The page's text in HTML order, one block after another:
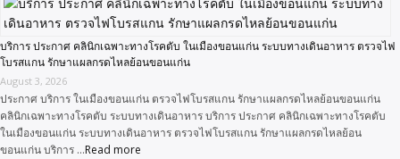
บริการ ประกาศ คลินิกเฉพาะทางโรคตับ ในเมืองขอนแก่น ระบบทางเดินอาหาร ตรวจไฟ
โบรสแกน รักษาแผลกรดไหลย้อนขอนแก่น
August 3, 2026
ประกาศ บริการ ในเมืองขอนแก่น ตรวจไฟโบรสแกน รักษาแผลกรดไหลย้อนขอนแก่น
คลินิกเฉพาะทางโรคตับ ระบบทางเดินอาหาร บริการ ประกาศ คลินิกเฉพาะทางโรคตับ
ในเมืองขอนแก่น ระบบทางเดินอาหาร ตรวจไฟโบรสแกน รักษาแผลกรดไหลย้อน
ขอนแก่น บริการ …Read more